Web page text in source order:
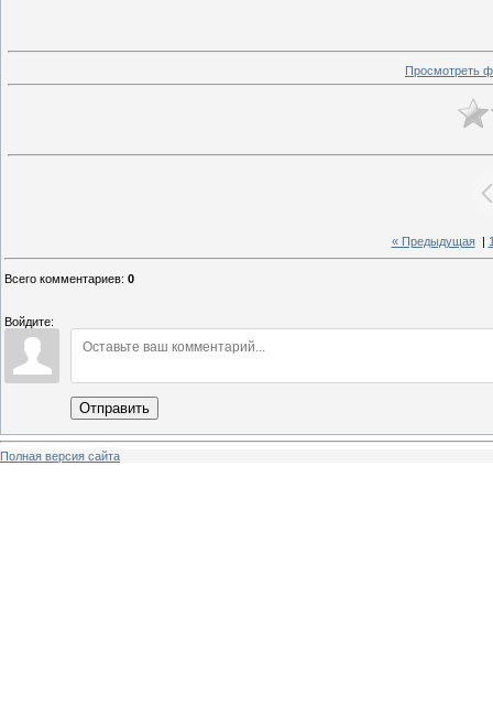
Просмотреть
« Предыдущая|
Всего комментариев: 0
Войдите:
Отправить
Полная версия сайта